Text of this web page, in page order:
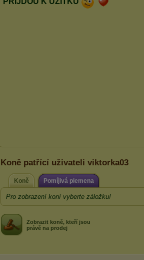
Koně patřící uživateli viktorka03
Koně Pomíjivá plemena
Pro zobrazení koní vyberte záložku!
Zobrazit koně, kteří jsou
právě na prodej